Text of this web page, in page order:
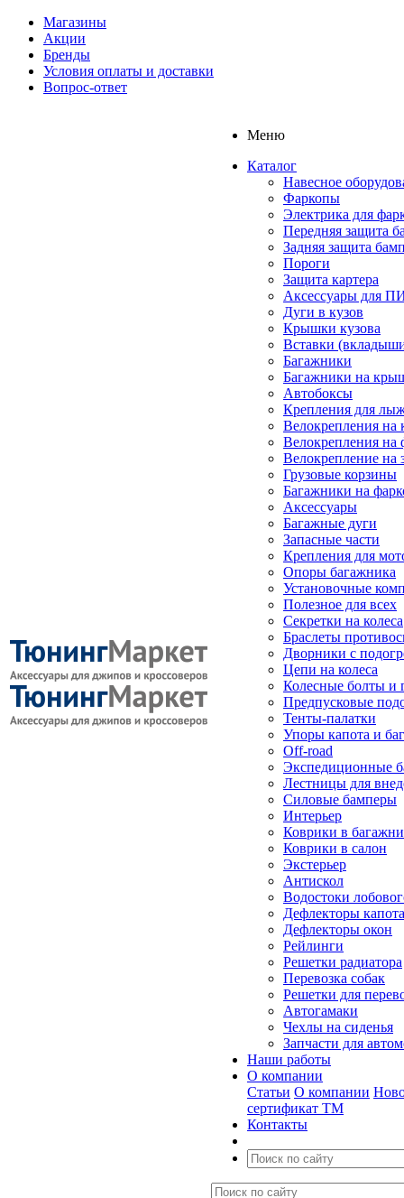
Магазины
Акции
Бренды
Условия оплаты и доставки
Вопрос-ответ
Меню
Каталог
Навесное
Фаркопы
Электрика для
Передняя защита
Задняя защита
Пороги
Защита картера
Аксессуары для
Дуги в кузов
Крышки кузова
Вставки
Багажники
Багажники на
Автобоксы
Крепления для
Велокрепления
Велокрепления на
Велокрепление на
Грузовые корзины
Багажники на
Аксессуары
Багажные дуги
Запасные части
Крепления для
Опоры багажника
Установочные
Полезное для всех
Секретки на колеса
Браслеты
Дворники с
Цепи на колеса
Колесные болты и
Предпусковые
Тенты-палатки
Упоры капота и
Off-road
Экспедиционные
Лестницы для
Силовые бамперы
Интерьер
Коврики в
Коврики в салон
Экстерьер
Антискол
Водостоки
Дефлекторы капота
Дефлекторы окон
Рейлинги
Решетки радиатора
Перевозка собак
Решетки для
Автогамаки
Чехлы на сиденья
Запчасти для
Наши работы
О компании
Статьи О компании
сертификат ТМ
Контакты